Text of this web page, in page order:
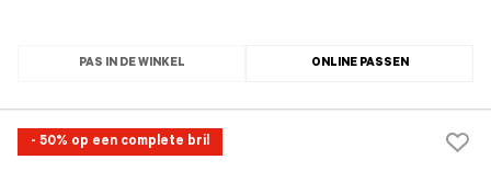
PAS IN DE WINKEL ONLINE PASSEN
- 50% op een complete bril